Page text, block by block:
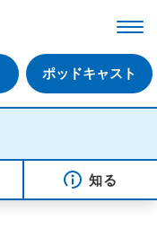
ポッドキャスト
知る